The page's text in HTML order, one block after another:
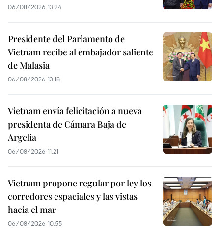
06/08/2026 13:24
Presidente del Parlamento de
Vietnam recibe al embajador saliente
de Malasia
06/08/2026 13:18
Vietnam envía felicitación a nueva
presidenta de Cámara Baja de
Argelia
06/08/2026 11:21
Vietnam propone regular por ley los
corredores espaciales y las vistas
hacia el mar
06/08/2026 10:55